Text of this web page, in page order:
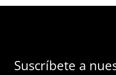
Suscríbete a